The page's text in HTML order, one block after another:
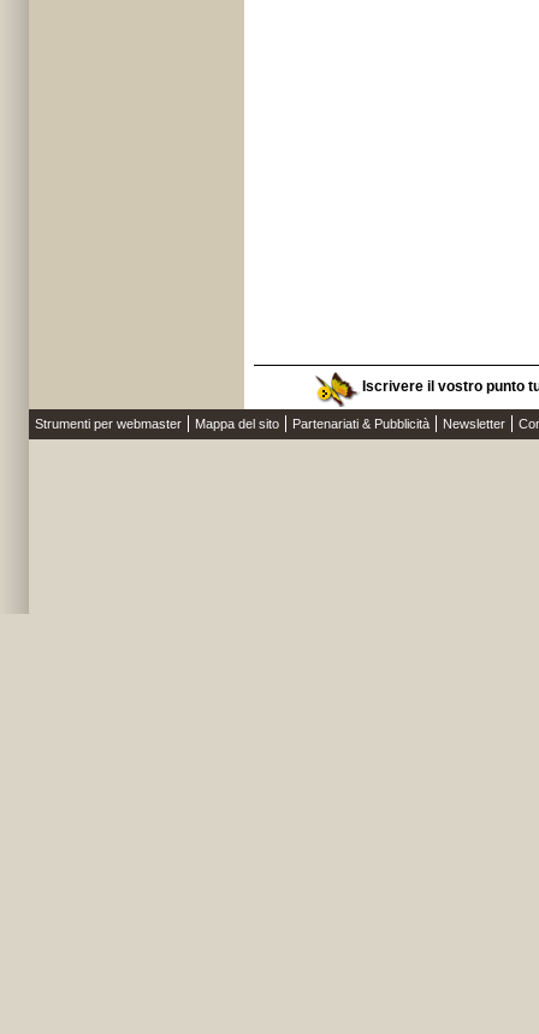
Iscrivere il vostro punto
Strumenti per webmaster Mappa del sito Partenariati & Pubblicità Newsletter